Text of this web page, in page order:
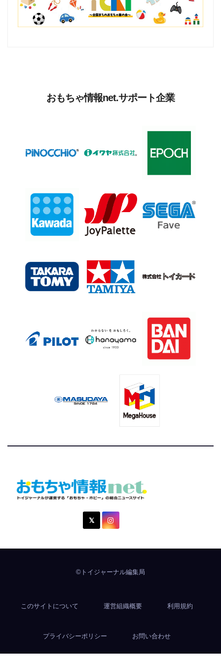
おもちゃ情報net.サポート企業
おもちゃ情報net.
トイジャーナルが運営する「おもちゃ・ホビー」の総合ニュ
©トイジャーナル編集局
このサイトについて 運営組織概要 利用規約
プライバシーポリシー お問い合わせ